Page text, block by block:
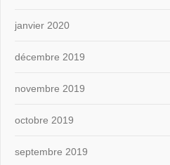
janvier 2020
décembre 2019
novembre 2019
octobre 2019
septembre 2019